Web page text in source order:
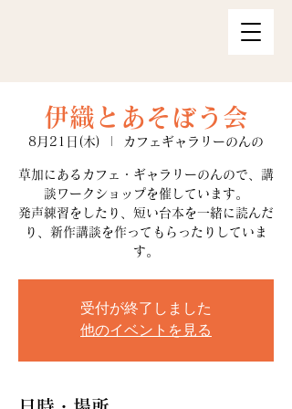
伊織とあそぼう会
8月21日(木) カフェギャラリーのんの
草加にあるカフェ・ギャラリーのんので、講
談ワークショップを催しています。
発声練習をしたり、短い台本を一緒に読んだ
り、新作講談を作ってもらったりしていま
す。
受付が終了しました
他のイベントを見る